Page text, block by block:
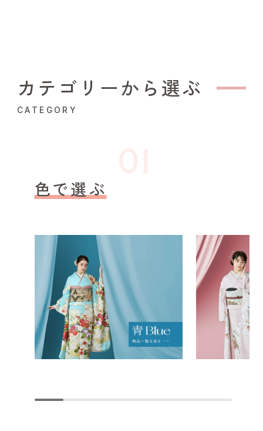
カテゴリーから選ぶ
CATEGORY
色で選ぶ